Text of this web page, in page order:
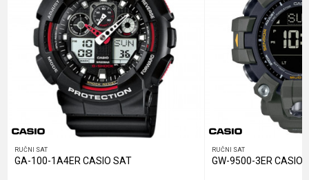
POŠALJI
RUČNI SAT
GA-100-1A4ER CASIO SAT
RUČNI SAT
GW-9500-3ER CASIO